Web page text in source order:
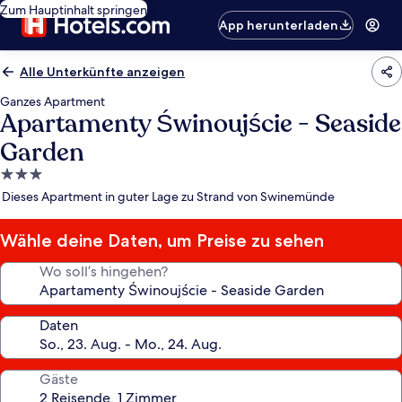
Zum Hauptinhalt springen
App herunterladen
Alle Unterkünfte anzeigen
Ganzes Apartment
Apartamenty Świnoujście - Seaside
Garden
3.0-
Sterne-
Dieses Apartment in guter Lage zu Strand von Swinemünde
Wähle deine Daten, um Preise zu sehen
Wo soll’s hingehen?
Daten
Gäste